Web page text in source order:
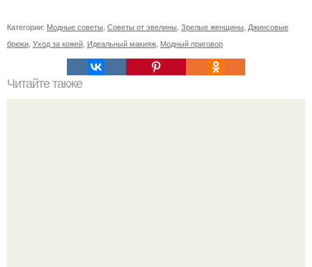
Категории: Модные советы Советы от эвелины Зрелые женщины Джинсовые
брюки Уход за кожей Идеальный макияж Модный приговор
Читайте также